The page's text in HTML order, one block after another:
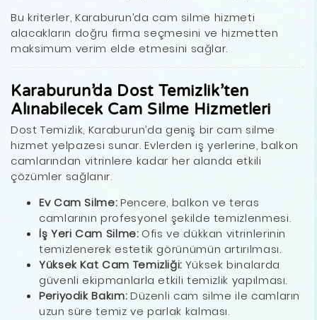
Bu kriterler, Karaburun’da cam silme hizmeti
alacakların doğru firma seçmesini ve hizmetten
maksimum verim elde etmesini sağlar.
Karaburun’da Dost Temizlik’ten
Alınabilecek Cam Silme Hizmetleri
Dost Temizlik, Karaburun’da geniş bir cam silme
hizmet yelpazesi sunar. Evlerden iş yerlerine, balkon
camlarından vitrinlere kadar her alanda etkili
çözümler sağlanır.
Ev Cam Silme:Pencere, balkon ve teras
camlarının profesyonel şekilde temizlenmesi.
İş Yeri Cam Silme:Ofis ve dükkan vitrinlerinin
temizlenerek estetik görünümün artırılması.
Yüksek Kat Cam Temizliği: Yüksek binalarda
güvenli ekipmanlarla etkili temizlik yapılması.
Periyodik Bakım:Düzenli cam silme ile camların
uzun süre temiz ve parlak kalması.